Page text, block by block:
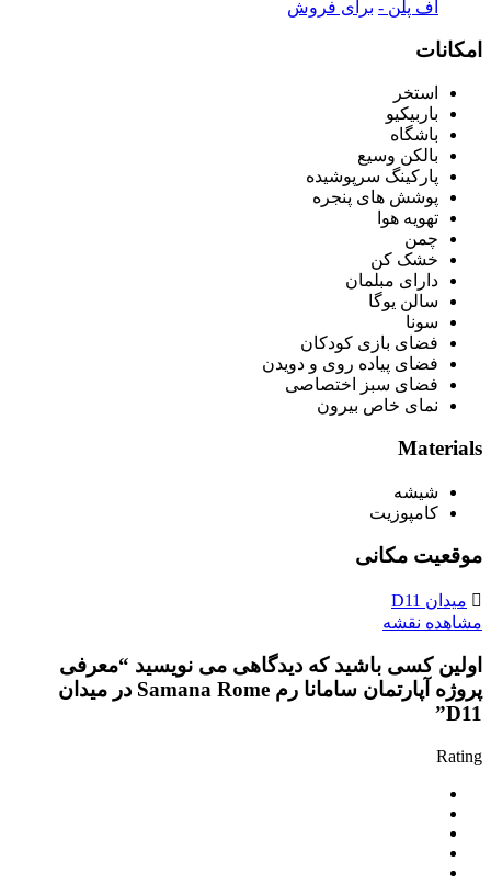
آف پلن - برای فروش
امکانات
استخر
باربیکیو
باشگاه
بالکن وسیع
پارکینگ سرپوشیده
پوشش های پنجره
تهویه هوا
چمن
خشک کن
دارای مبلمان
سالن یوگا
سونا
فضای بازی کودکان
فضای پیاده روی و دویدن
فضای سبز اختصاصی
نمای خاص بیرون
Materials
شیشه
کامپوزیت
موقعیت مکانی
میدان D11
مشاهده نقشه
اولین کسی باشید که دیدگاهی می نویسید “معرفی
پروژه آپارتمان سامانا رم Samana Rome در میدان
D11”
Rating